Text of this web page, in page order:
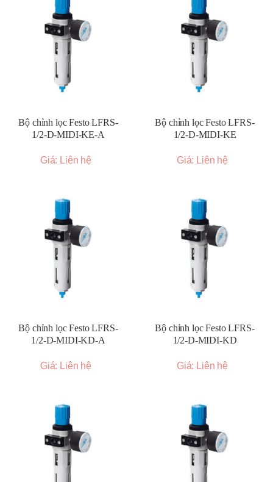
Bộ chỉnh lọc Festo LFRS-
1/2-D-MIDI-KE-A
Giá: Liên hệ
Bộ chỉnh lọc Festo LFRS-
1/2-D-MIDI-KE
Giá: Liên hệ
Bộ chỉnh lọc Festo LFRS-
1/2-D-MIDI-KD-A
Giá: Liên hệ
Bộ chỉnh lọc Festo LFRS-
1/2-D-MIDI-KD
Giá: Liên hệ